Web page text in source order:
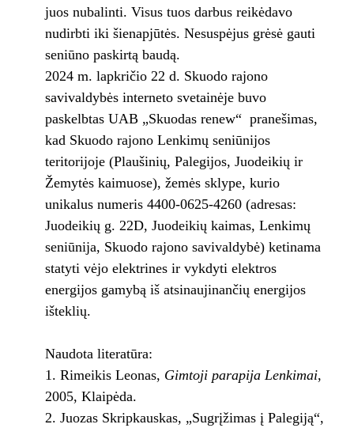
juos nubalinti. Visus tuos darbus reikėdavo
nudirbti iki šienapjūtės. Nesuspėjus grėsė gauti
seniūno paskirtą baudą.
2024 m. lapkričio 22 d. Skuodo rajono
savivaldybės interneto svetainėje buvo
paskelbtas UAB „Skuodas renew“ pranešimas,
kad Skuodo rajono Lenkimų seniūnijos
teritorijoje (Plaušinių, Palegijos, Juodeikių ir
Žemytės kaimuose), žemės sklype, kurio
unikalus numeris 4400-0625-4260 (adresas:
Juodeikių g. 22D, Juodeikių kaimas, Lenkimų
seniūnija, Skuodo rajono savivaldybė) ketinama
statyti vėjo elektrines ir vykdyti elektros
energijos gamybą iš atsinaujinančių energijos
išteklių.
Naudota literatūra:
Rimeikis Leonas, Gimtoji parapija Lenkimai,
2005, Klaipėda.
Juozas Skripkauskas, „Sugrįžimas į Palegiją“,